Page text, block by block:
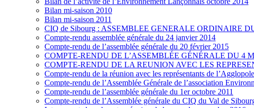
Bilan mi-saison 2010
Bilan mi-saison 2011
CIQ de Sibourg : ASSEMBLEE GENERALE ORDINAIRE
Compte-rendu assemblée générale du 24 janvier 2014
Compte-rendu de l’assemblée générale du 20 février 2015
COMPTE-RENDU DE L’ASSEMBLÉE GÉNÉRALE DU 4
COMPTE-RENDU DE LA REUNION AVEC LES
Compte-rendu de la réunion avec les représentants de
Compte-rendu de l’Assemblée Générale de l’association
Compte-rendu de l’assemblée générale du 1er octobre 2011
Compte-rendu de l’Assemblée générale du CIQ du Val de